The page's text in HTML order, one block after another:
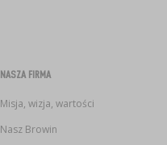
NASZA FIRMA
Misja, wizja, wartości
Nasz Browin